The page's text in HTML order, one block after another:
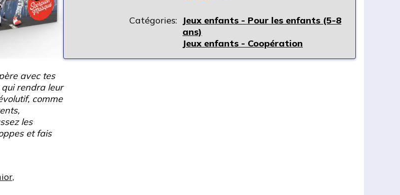
avec tes
rendra leur
comme
les
et fais
,
Catégories:
Jeux enfants - Pour les enfants (5-8
ans)
Jeux enfants - Coopération